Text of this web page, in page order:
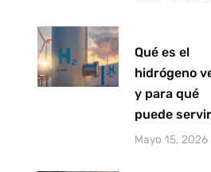
Qué es el
hidrógeno
y para qué
puede servir
Mayo 15, 2026